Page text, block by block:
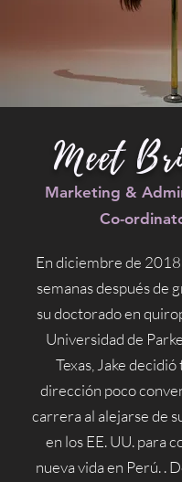
Meet
Marketing &
Co-
En diciembre de
semanas después de
su doctorado en
Universidad de
Texas, Jake
dirección poco
carrera al alejarse de
en los EE. UU. para
nueva vida en Perú. .